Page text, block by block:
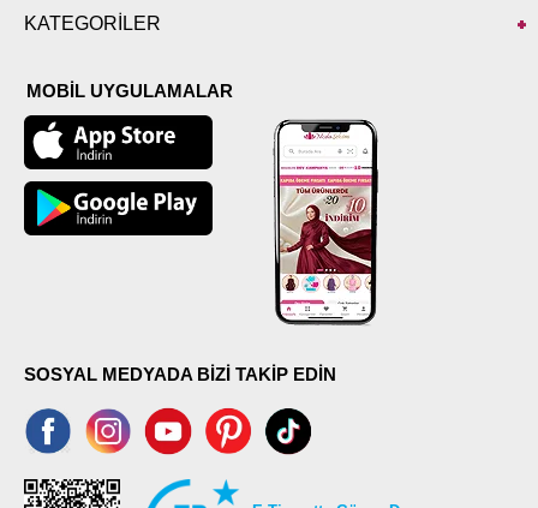
KATEGORİLER
MOBİL UYGULAMALAR
SOSYAL MEDYADA BİZİ TAKİP EDİN